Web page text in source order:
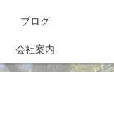
ブログ
会社案内